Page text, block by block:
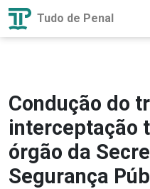
Tudo de Penal
Condução do
interceptação
órgão da
Segurança